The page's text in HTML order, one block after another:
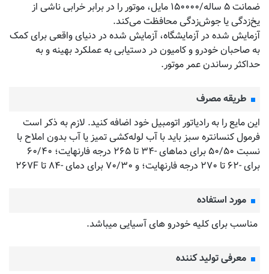
ضمانت ۵ ساله/۱۵۰۰۰۰ مایل، موتور را در برابر خرابی ناشی از
یخ‌زدگی یا جوش‌زدگی محافظت می‌کند.
آزمایش شده در آزمایشگاه، آزمایش شده در دنیای واقعی برای کمک
به صاحبان خودرو و کامیون در دستیابی به عملکرد بهینه و به
حداکثر رساندن عمر موتور.
طریقه مصرف
این مایع را به رادیاتور اتومبیل خود اضافه کنید. لازم به ذکر است
فرمول کنسانتره سبز باید با آب لوله‌کشی تمیز یا آب بدون املاح با
نسبت ۵۰/۵۰ برای دماهای -۳۴ تا ۲۶۵ درجه فارنهایت؛ ۶۰/۴۰
برای -۶۲ تا ۲۷۰ درجه فارنهایت؛ و ۷۰/۳۰ برای دمای -۸۴ تا ۲۶۷F
مورد استفاده
مناسب برای کلیه خودرو های آسیایی میباشد.
معرفی تولید کننده